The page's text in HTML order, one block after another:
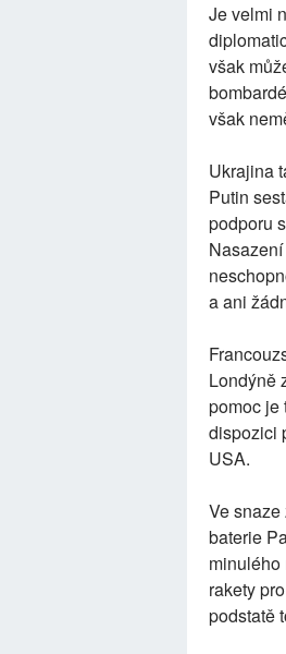
Je velmi
však
však
Ukrajina
Putin
podporu
a ani
Londýně
pomoc je
dispozici
USA.
Ve
baterie
minulého
rakety
podstatě